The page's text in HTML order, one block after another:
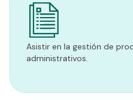
Asistir en la gestión de
administrativos.